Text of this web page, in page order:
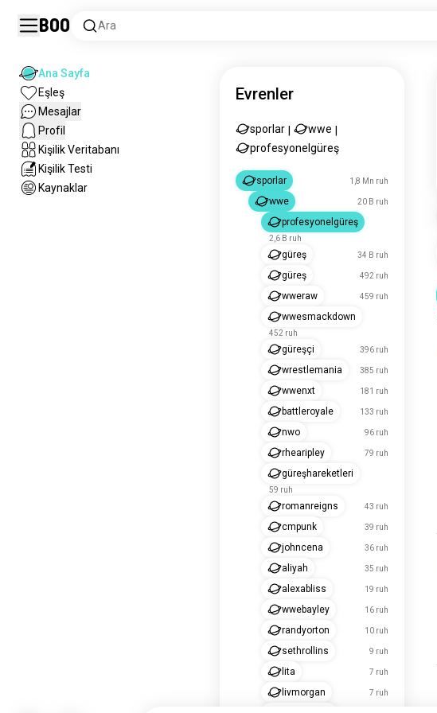
Boo Ara
Ana Sayfa
Eşleş
Mesajlar
Profil
Kişilik Veritabanı
Kişilik Testi
Kaynaklar
Evrenler
sporlar wwe
profesyonelgüreş
sporlar 1,8 Mn ruh
wwe 20 B ruh
profesyonelgüreş
2,6 B ruh
güreş 34 B ruh
güreş 492 ruh
wweraw 459 ruh
wwesmackdown
452 ruh
güreşçi 396 ruh
wrestlemania 385 ruh
wwenxt 181 ruh
battleroyale 133 ruh
nwo 96 ruh
rhearipley 79 ruh
güreşhareketleri
59 ruh
romanreigns 43 ruh
cmpunk 39 ruh
johncena 36 ruh
aliyah 35 ruh
alexabliss 19 ruh
wwebayley 16 ruh
randyorton 10 ruh
sethrollins 9 ruh
lita 7 ruh
livmorgan 7 ruh